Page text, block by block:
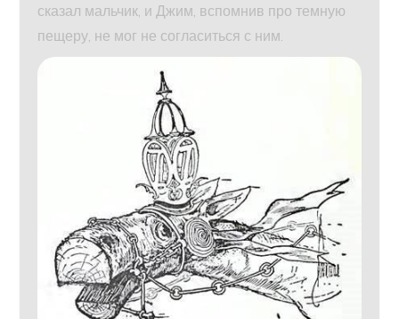
сказал мальчик, и Джим, вспомнив про темную
пещеру, не мог не согласиться с ним.